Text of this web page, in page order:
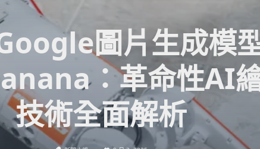
圖片生成模
：革命性AI
技術全面解析